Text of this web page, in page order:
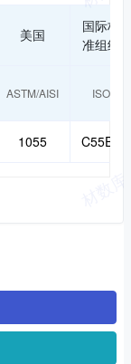
美国
国际标
准组织
ASTM/AISI ISO
1055 C55E4